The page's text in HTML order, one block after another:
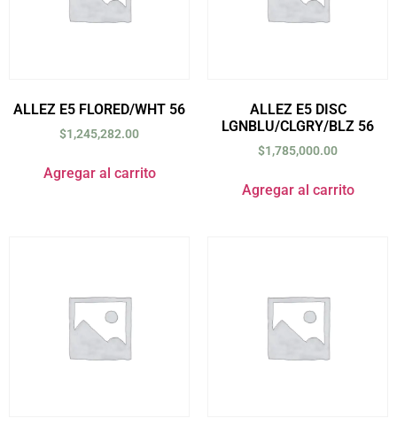
ALLEZ E5 FLORED/WHT 56
$1,245,282.00
Agregar al carrito
ALLEZ E5 DISC
LGNBLU/CLGRY/BLZ 56
$1,785,000.00
Agregar al carrito